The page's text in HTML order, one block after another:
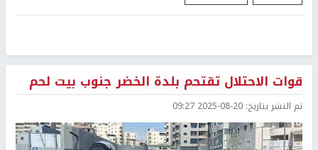
قوات الاحتلال تقتحم بلدة الخضر جنوب بيت لحم
تم النشر بتاريخ: 2025-08-20 09:27